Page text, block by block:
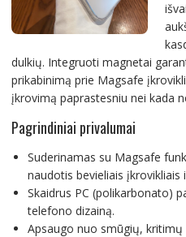
dulkių. Integruoti magnetai
prikabinimą prie Magsafe
įkrovimą paprastesniu nei kada
Pagrindiniai privalumai
Suderinamas su Magsafe
naudotis bevieliais įkrovikliais
Skaidrus PC (polikarbonato)
telefono dizainą.
Apsaugo nuo smūgių,